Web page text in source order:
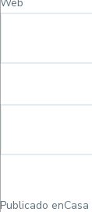
Publicado en